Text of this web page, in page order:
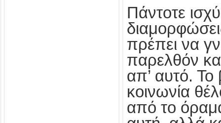
Πάντοτε
πρέπει να
παρελθόν
απ’ αυτό. Το
κοινωνία
από το